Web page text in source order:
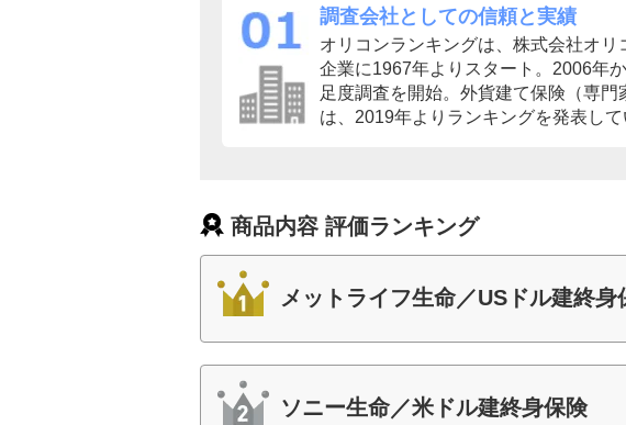
調査会社としての信頼と実績
オリコンランキングは、株式会社オリ
企業に1967年よりスタート。2006年
足度調査を開始。外貨建て保険（専門
は、2019年よりランキングを発表して
商品内容 評価ランキング
メットライフ生命／USドル建終
ソニー生命／米ドル建終身保険